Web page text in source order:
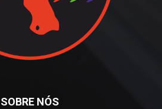
SOBRE NÓS